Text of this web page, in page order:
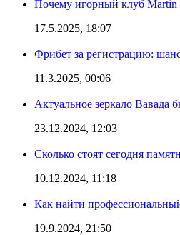
Почему игорный клуб Martin
17.5.2025, 18:07
Фрибет за регистрацию:
11.3.2025, 00:06
Актуальное зеркало Вавада
23.12.2024, 12:03
Сколько стоят сегодня
10.12.2024, 11:18
Как найти
19.9.2024, 21:50